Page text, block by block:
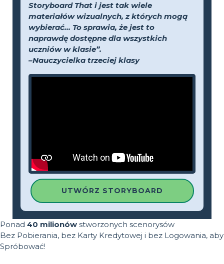
Storyboard That i jest tak wiele
materiałów wizualnych, z których mogą
wybierać... To sprawia, że jest to
naprawdę dostępne dla wszystkich
uczniów w klasie”.
–Nauczycielka trzeciej klasy
UTWÓRZ STORYBOARD
Ponad 40 milionów stworzonych scenorysów
Bez Pobierania, bez Karty Kredytowej i bez Logowania, aby
Spróbować!